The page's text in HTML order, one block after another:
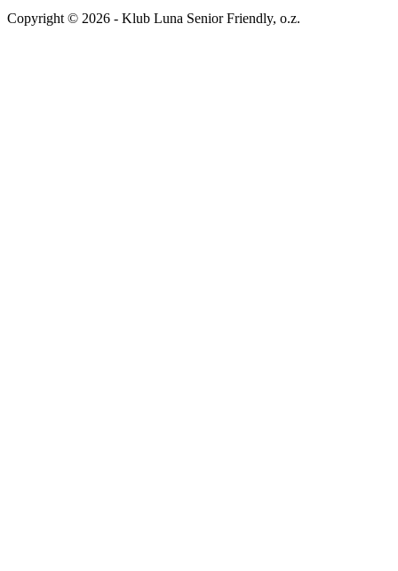
Copyright © 2026 - Klub Luna Senior Friendly, o.z.